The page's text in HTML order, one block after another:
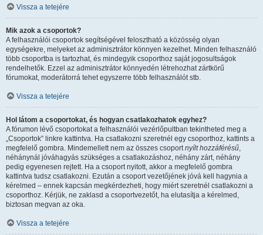
Vissza a tetejére
Mik azok a csoportok?
A felhasználói csoportok segítségével felosztható a közösség olyan
egységekre, melyeket az adminisztrátor könnyen kezelhet. Minden felhasználó
több csoportba is tartozhat, és mindegyik csoporthoz saját jogosultságok
rendelhetők. Ezzel az adminisztrátor könnyedén létrehozhat zártkörű
fórumokat, moderátorrá tehet egyszerre több felhasználót stb.
Vissza a tetejére
Hol látom a csoportokat, és hogyan csatlakozhatok egyhez?
A fórumon lévő csoportokat a felhasználói vezérlőpultban tekintheted meg a
„Csoportok” linkre kattintva. Ha csatlakozni szeretnél egy csoporthoz, kattints a
megfelelő gombra. Mindemellett nem az összes csoportnyílt hozzáférésű,
néhánynál jóváhagyás szükséges a csatlakozáshoz, néhány zárt, néhány
pedig egyenesen rejtett. Ha a csoport nyitott, akkor a megfelelő gombra
kattintva tudsz csatlakozni. Ezután a csoport vezetőjének jóvá kell hagynia a
kérelmed – ennek kapcsán megkérdezheti, hogy miért szeretnél csatlakozni a
csoporthoz. Kérjük, ne zaklasd a csoportvezetőt, ha elutasítja a kérelmed,
biztosan megvan az oka.
Vissza a tetejére